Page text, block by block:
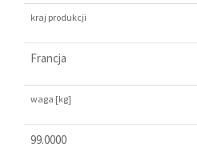
kraj produkcji
Francja
waga [kg]
99.0000